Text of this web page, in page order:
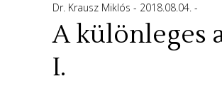
Dr. Krausz Miklós 2018.08.04.
A különleges
I.